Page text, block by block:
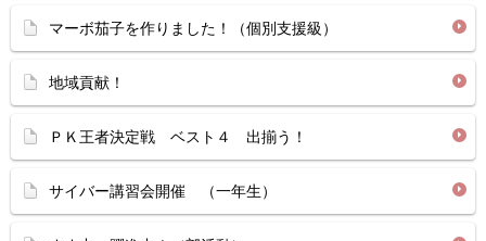
マーボ茄子を作りました！（個別支援級）
地域貢献！
ＰＫ王者決定戦 ベスト４ 出揃う！
サイバー講習会開催 （一年生）